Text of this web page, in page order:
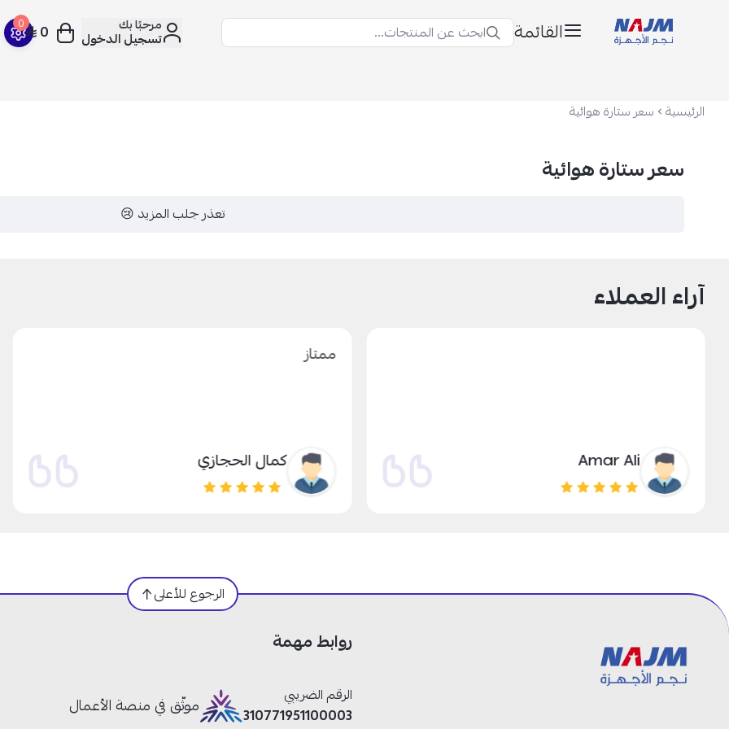
القائمة ابحث عن المنتجات... مرحبًا بك
تسجيل الدخول
0 0
الرئيسية سعر ستارة هوائية
سعر ستارة هوائية
تعذر جلب المزيد 😢
آراء العملاء
Amar Ali
ممتاز
كمال الحجازي
الرجوع للأعلى
روابط مهمة
الرقم الضريبي
310771951100003
موثّق في منصة الأعمال